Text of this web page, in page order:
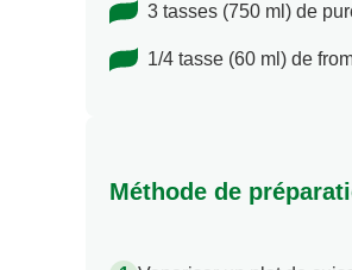
3 tasses (750 ml) de
1/4 tasse (60 ml) de
Méthode de